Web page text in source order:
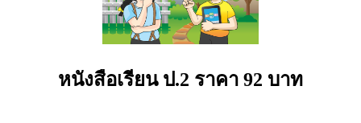
หนังสือเรียน ป.2 ราคา 92 บาท